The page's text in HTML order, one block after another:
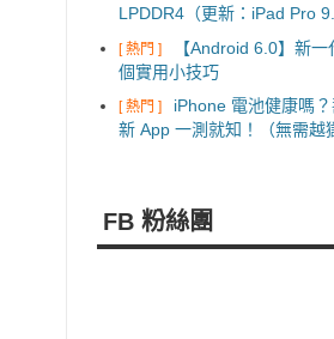
LPDDR4（更新：iPad Pro
[ 熱門 ]
【Android 6.0】新
個實用小技巧
[ 熱門 ]
iPhone 電池健康嗎
新 App 一測就知！（無需越
FB 粉絲團